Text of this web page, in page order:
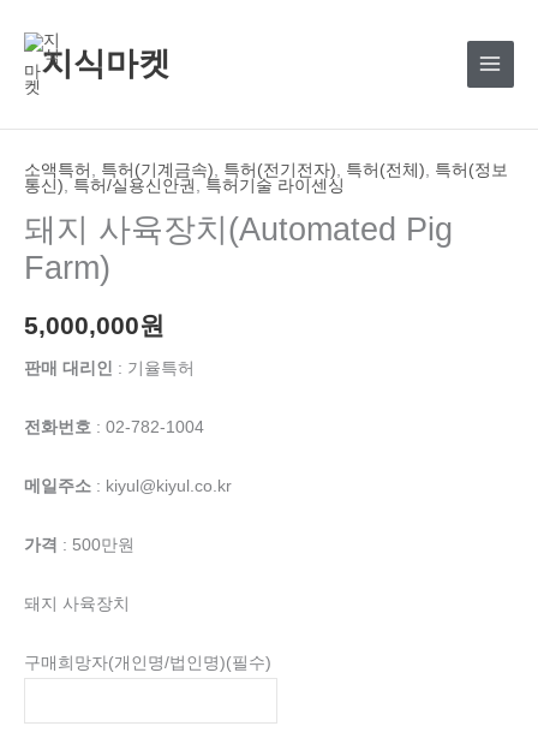
건
지식마켓
소액특허 , 특허(기계금속), 특허(전기전자), 특허(전체), 특허(정보
통신), 특허/실용신안권 , 특허기술 라이센싱
돼지 사육장치(Automated Pig
Farm)
5,000,000원
판매 대리인 : 기율특허
전화번호 : 02-782-1004
메일주소 : kiyul@kiyul.co.kr
가격 : 500만원
돼지 사육장치
구매희망자(개인명/법인명)(필수)